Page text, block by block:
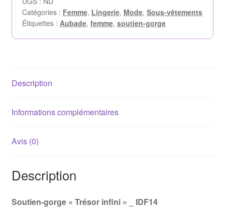
Catégories : Femme, Lingerie, Mode, Sous-vêtements
Étiquettes : Aubade, femme, soutien-gorge
Description
Informations complémentaires
Avis (0)
Description
Soutien-gorge « Trésor infini » _ IDF14